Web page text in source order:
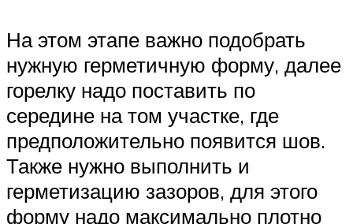
На этом этапе важно подобрать
нужную герметичную форму, далее
горелку надо поставить по
середине на том участке, где
предположительно появится шов.
Также нужно выполнить и
герметизацию зазоров, для этого
форму надо максимально плотно